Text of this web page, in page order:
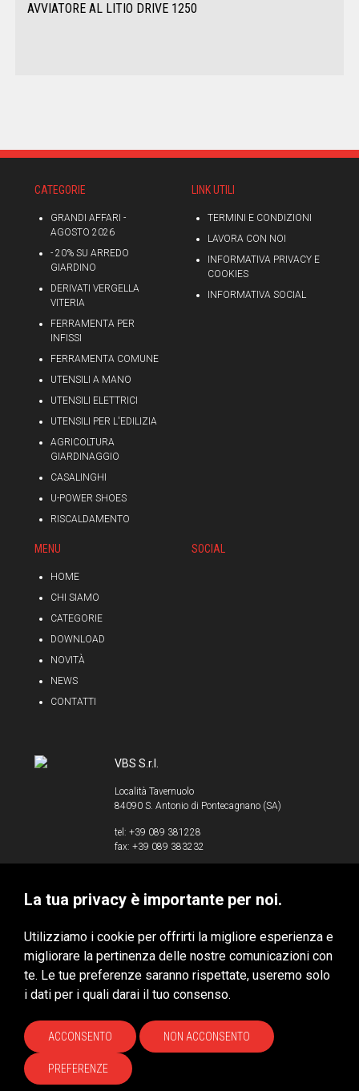
AVVIATORE AL LITIO DRIVE 1250
CATEGORIE
GRANDI AFFARI -
AGOSTO 2026
- 20% SU ARREDO
GIARDINO
DERIVATI VERGELLA
VITERIA
FERRAMENTA PER
INFISSI
FERRAMENTA COMUNE
UTENSILI A MANO
UTENSILI ELETTRICI
UTENSILI PER L'EDILIZIA
AGRICOLTURA
GIARDINAGGIO
CASALINGHI
U-POWER SHOES
RISCALDAMENTO
LINK UTILI
TERMINI E CONDIZIONI
LAVORA CON NOI
INFORMATIVA PRIVACY E
COOKIES
INFORMATIVA SOCIAL
MENU
HOME
CHI SIAMO
CATEGORIE
DOWNLOAD
NOVITÀ
NEWS
CONTATTI
SOCIAL
VBS S.r.l.
Località Tavernuolo
84090 S. Antonio di Pontecagnano (SA)
tel: +39 089 381228
fax: +39 089 383232
P.IVA 00853520658
VBS S.r.l. © 2020 - Tutti i diritti riservati
Privacy & Cookie Policy
Site byXoftware
La tua privacy è importante per noi.
Utilizziamo i cookie per offrirti la migliore esperienza e
migliorare la pertinenza delle nostre comunicazioni con
te. Le tue preferenze saranno rispettate, useremo solo
i dati per i quali darai il tuo consenso.
ACCONSENTO NON ACCONSENTO
PREFERENZE